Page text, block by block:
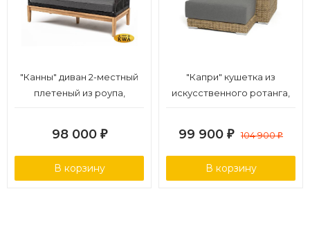
"Канны" диван 2-местный
плетеный из роупа,
ткань темно-серая 019
98 000 ₽
В корзину
"Капри" кушетка из
искусственного ротанга,
99 900 ₽ 104 900₽
В корзину